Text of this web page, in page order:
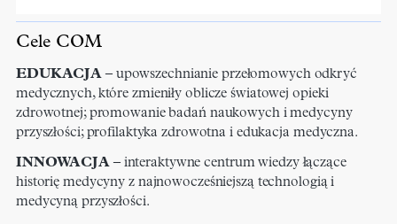
Cele COM
EDUKACJA – upowszechnianie przełomowych odkryć
medycznych, które zmieniły oblicze światowej opieki
zdrowotnej; promowanie badań naukowych i medycyny
przyszłości; profilaktyka zdrowotna i edukacja medyczna.
INNOWACJA – interaktywne centrum wiedzy łączące
historię medycyny z najnowocześniejszą technologią i
medycyną przyszłości.